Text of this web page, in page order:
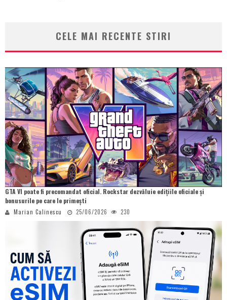
CELE MAI RECENTE STIRI
GTA VI poate fi precomandat oficial. Rockstar dezvăluie edițiile oficiale și
bonusurile pe care le primești
Marian Calinescu 25/06/2026 230